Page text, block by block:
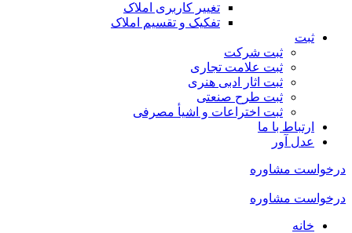
تغییر کاربری املاک
تفکیک و تقسیم املاک
ثبت
ثبت شرکت
ثبت علامت تجاری
ثبت اثار ادبی هنری
ثبت طرح صنعتی
ثبت اختراعات و اشیا‌ٔ مصرفی
ارتباط با ما
عدل آور
درخواست مشاوره
درخواست مشاوره
خانه